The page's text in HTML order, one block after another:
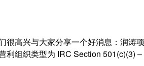
很高兴与大家分享一个好消息：润涛
利组织类型为 IRC Section 501(c)(3) –